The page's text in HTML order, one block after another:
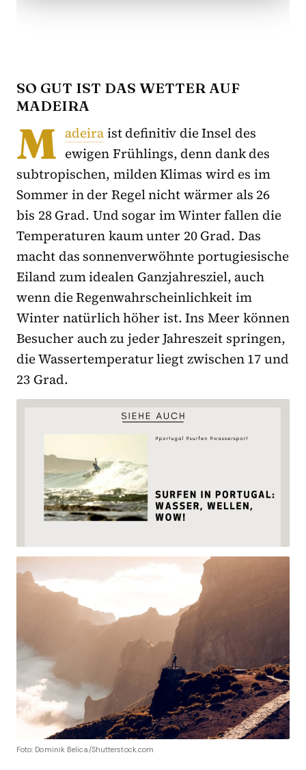
SO GUT IST DAS WETTER AUF
MADEIRA
M adeiraist definitiv die Insel des
ewigen Frühlings, denn dank des
subtropischen, milden Klimas wird es im
Sommer in der Regel nicht wärmer als 26
bis 28 Grad. Und sogar im Winter fallen die
Temperaturen kaum unter 20 Grad. Das
macht das sonnenverwöhnte portugiesische
Eiland zum idealen Ganzjahresziel, auch
wenn die Regenwahrscheinlichkeit im
Winter natürlich höher ist. Ins Meer können
Besucher auch zu jeder Jahreszeit springen,
die Wassertemperatur liegt zwischen 17 und
23 Grad.
Foto: Dominik Belica/Shutterstock.com